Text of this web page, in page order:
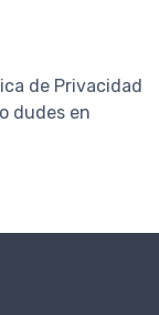
de Privacidad
dudes en